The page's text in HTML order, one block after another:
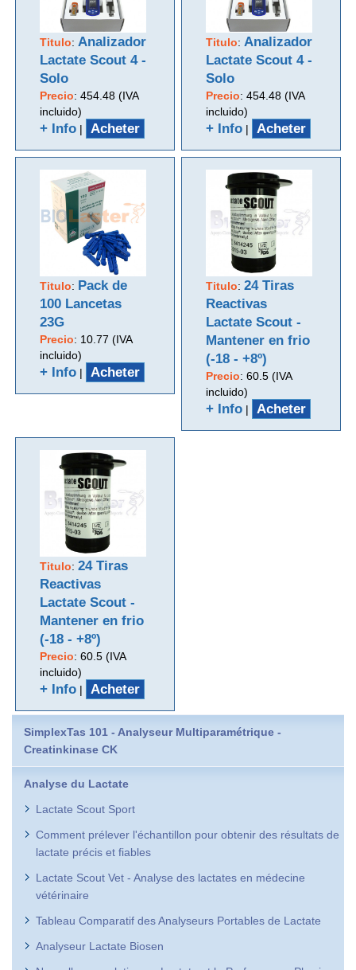
Titulo: Analizador
Lactate Scout 4 -
Solo
Precio:454.48 (IVA
incluido)
+ Info | Acheter
Titulo: Analizador
Lactate Scout 4 -
Solo
Precio:454.48 (IVA
incluido)
+ Info | Acheter
Titulo: Pack de
100 Lancetas
23G
Precio: 10.77 (IVA
incluido)
+ Info | Acheter
Titulo:24 Tiras
Reactivas
Lactate Scout -
Mantener en frio
(-18 - +8º)
Precio:60.5 (IVA
incluido)
+ Info | Acheter
Titulo:24 Tiras
Reactivas
Lactate Scout -
Mantener en frio
(-18 - +8º)
Precio:60.5 (IVA
incluido)
+ Info | Acheter
SimplexTas 101 - Analyseur Multiparamétrique -
Creatinkinase CK
Analyse du Lactate
Lactate Scout Sport
Comment prélever l'échantillon pour obtenir des résultats de
lactate précis et fiables
Lactate Scout Vet - Analyse des lactates en médecine
vétérinaire
Tableau Comparatif des Analyseurs Portables de Lactate
Analyseur Lactate Biosen